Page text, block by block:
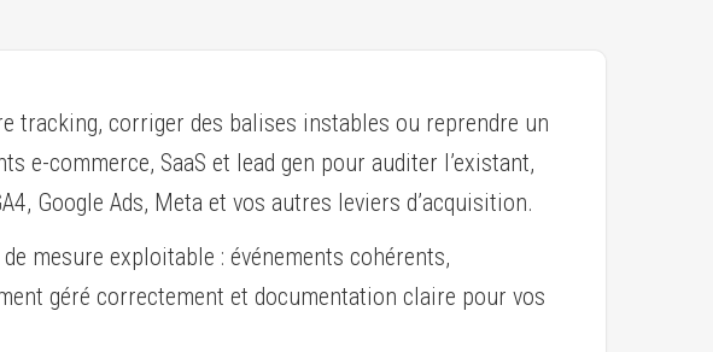
tracking, corriger des balises instables ou reprendre un
e-commerce, SaaS et lead gen pour auditer l’existant,
Google Ads, Meta et vos autres leviers d’acquisition.
mesure exploitable : événements cohérents,
géré correctement et documentation claire pour vos